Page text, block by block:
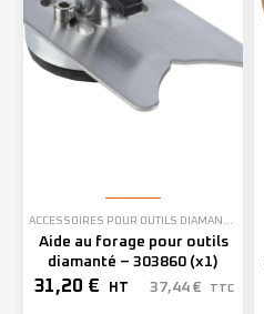
Aide au forage pour outils
diamanté – 303860 (x1)
31,20 € HT 37,44 € TTC